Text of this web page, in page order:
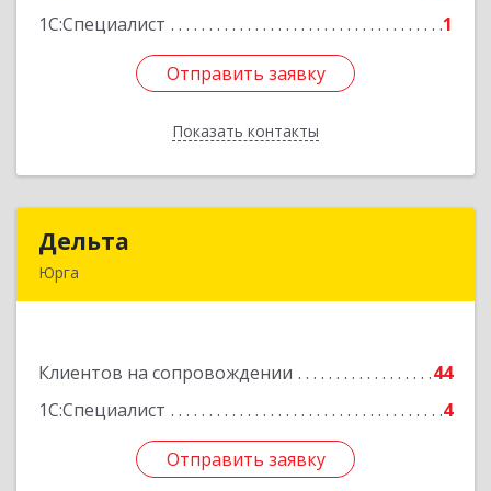
1С:Специалист
1
Отправить заявку
Показать контакты
Отправить заявку
Назад
Дельта
Юрга
Клиентов на сопровождении
44
1С:Специалист
4
Отправить заявку
Подробнее
Отправить заявку